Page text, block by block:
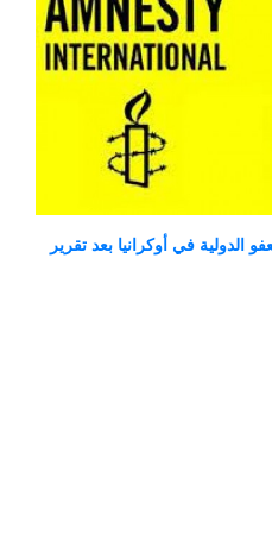
الدولية في أوكرانيا بعد تقرير